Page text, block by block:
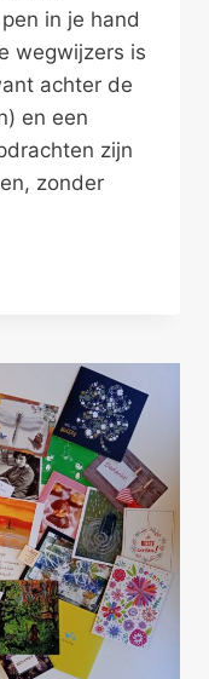
in je hand
wegwijzers is
achter de
en een
zijn
zonder